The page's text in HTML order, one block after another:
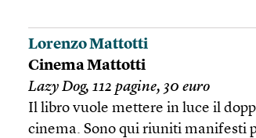
Lorenzo Mattotti
Cinema Mattotti
Lazy Dog, 112 pagine, 30 euro
Il libro vuole mettere in luce il
cinema. Sono qui riuniti manifesti